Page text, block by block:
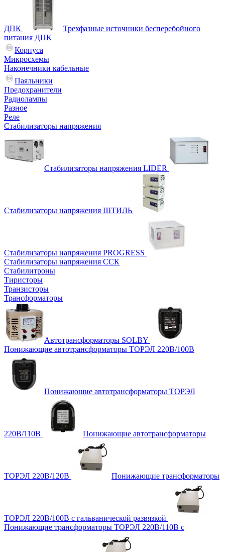
ДПК
Трехфазные источники бесперебойного
питания ДПК
Корпуса
Микросхемы
Наконечники кабельные
Паяльники
Предохранители
Радиолампы
Разное
Реле
Стабилизаторы напряжения
Стабилизаторы напряжения LIDER
Стабилизаторы напряжения ШТИЛЬ
Стабилизаторы напряжения PROGRESS
Стабилизаторы напряжения ССК
Стабилитроны
Тиристоры
Транзисторы
Трансформаторы
Автотрансформаторы SOLBY
Понижающие автотрансформаторы ТОРЭЛ 220В/100В
Понижающие автотрансформаторы ТОРЭЛ
220В/110В Понижающие автотрансформаторы
ТОРЭЛ 220В/120В Понижающие трансформаторы
ТОРЭЛ 220В/100В с гальванической развязкой
Понижающие трансформаторы ТОРЭЛ 220В/110В с